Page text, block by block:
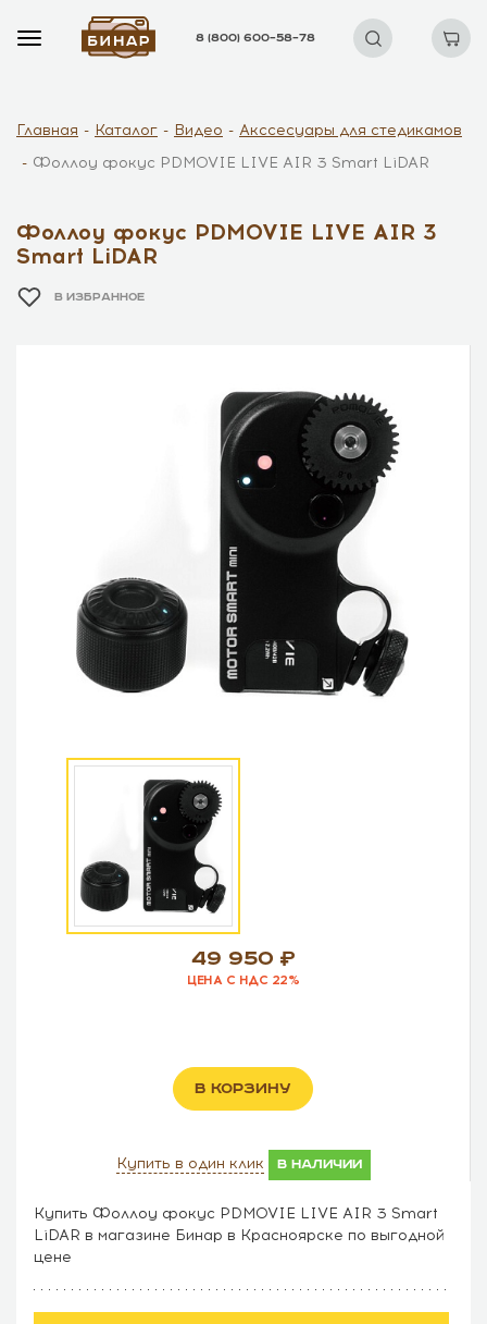
8 (800) 600–58–78
Главная Каталог Видео
Акссесуары для стедикамов
Фоллоу фокус PDMOVIE LIVE AIR 3 Smart LiDAR
Фоллоу фокус PDMOVIE LIVE AIR 3
Smart LiDAR
В ИЗБРАННОЕ
49 950
ЦЕНА С НДС 22%
В КОРЗИНУ
Купить в один клик в наличии
Купить Фоллоу фокус PDMOVIE LIVE AIR 3 Smart
LiDAR в магазине Бинар в Красноярске по выгодной
цене